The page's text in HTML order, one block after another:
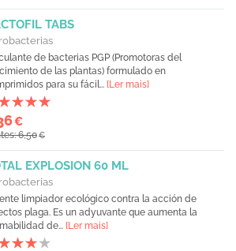
TABS
de bacterias PGP (Promotoras del
de las plantas) formulado en
para su fácil... [Ler mais]
€
6,50€
EXPLOSION 60 ML
limpiador ecológico contra la acción de
plaga. Es un adyuvante que aumenta la
de... [Ler mais]